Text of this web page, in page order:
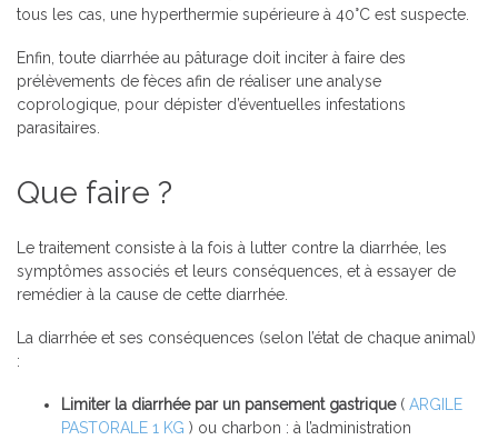
tous les cas, une hyperthermie supérieure à 40°C est suspecte.
Enfin, toute diarrhée au pâturage doit inciter à faire des
prélèvements de fèces afin de réaliser une analyse
coprologique, pour dépister d’éventuelles infestations
parasitaires.
Que faire ?
Le traitement consiste à la fois à lutter contre la diarrhée, les
symptômes associés et leurs conséquences, et à essayer de
remédier à la cause de cette diarrhée.
La diarrhée et ses conséquences (selon l’état de chaque animal)
:
Limiter la diarrhée par un pansement gastrique( ARGILE
PASTORALE 1 KG ) ou charbon : à l’administration